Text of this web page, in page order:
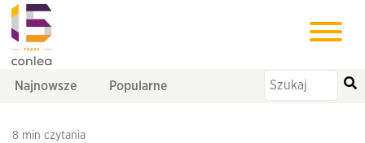
Najnowsze Popularne
8 min czytania